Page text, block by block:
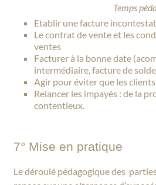
Temps
Etablir une facture
Le contrat de vente et les
ventes
Facturer à la bonne date
intermédiaire, facture de
Agir pour éviter que les
Relancer les impayés : de la
contentieux.
7° Mise en pratique
Le déroulé pédagogique des